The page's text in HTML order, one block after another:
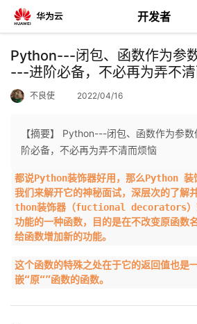
开发者
返
人
主
页
我
的
开
发
Python---闭包、函数作为参
---进阶必备，不必再为弄不
不良使 2022/04/16
【摘要】 Python---闭包、函数作为参
阶必备，不必再为弄不清而烦恼
都说Python装饰器好用，那么Python 装
我们来解开它的神秘面试，深层次的了解
thon装饰器（fuctional decorators）
功能的一种函数，目的是在不改变原函数
给函数增加新的功能。
这个函数的特殊之处在于它的返回值也是
嵌“原“”函数的函数。